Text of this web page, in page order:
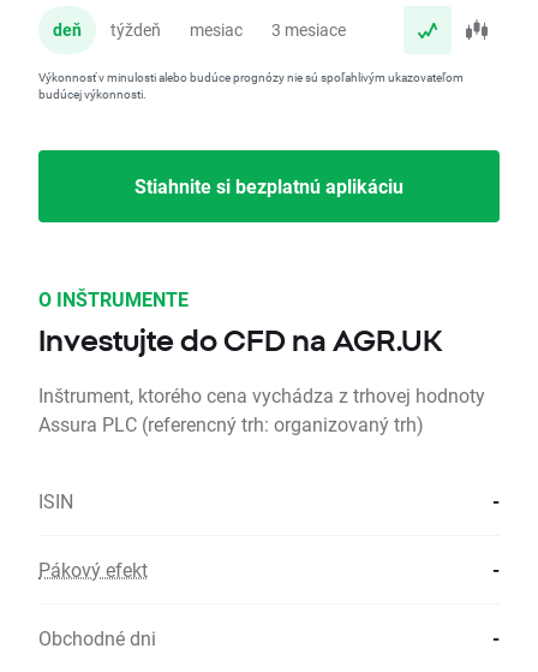
deň týždeň mesiac 3 mesiace
Výkonnosť v minulosti alebo budúce prognózy nie sú spoľahlivým ukazovateľom
budúcej výkonnosti.
Stiahnite si bezplatnú aplikáciu
O INŠTRUMENTE
Investujte do CFD na AGR.UK
Inštrument, ktorého cena vychádza z trhovej hodnoty
Assura PLC (referencný trh: organizovaný trh)
ISIN -
Pákový efekt -
Obchodné dni -